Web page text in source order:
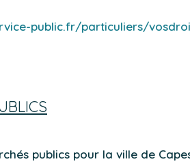
public.fr/particuliers/
publics pour la ville de